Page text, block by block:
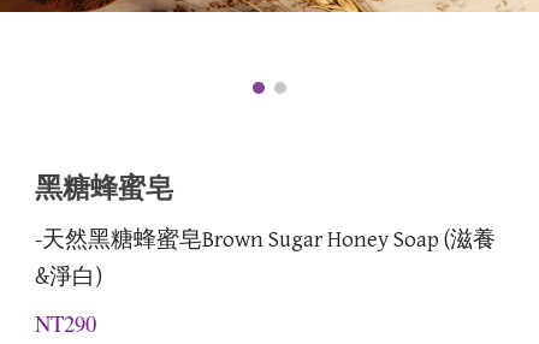
黑糖蜂蜜皂
-天然黑糖蜂蜜皂Brown Sugar Honey Soap (滋養
&淨白)
NT290